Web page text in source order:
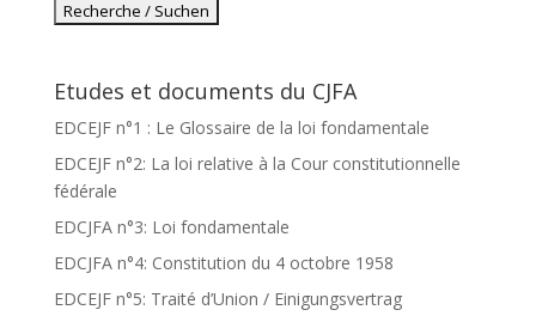
Etudes et documents du CJFA
EDCEJF n°1 : Le Glossaire de la loi fondamentale
EDCEJF n°2: La loi relative à la Cour constitutionnelle
fédérale
EDCJFA n°3: Loi fondamentale
EDCJFA n°4: Constitution du 4 octobre 1958
EDCEJF n°5: Traité d’Union / Einigungsvertrag